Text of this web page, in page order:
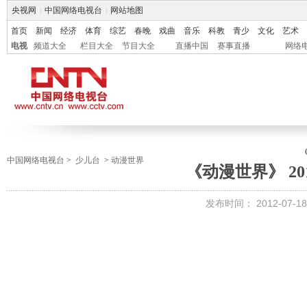
央视网 中国网络电视台 网站地图
首页 新闻 经济 体育 综艺 春晚 戏曲 音乐 科教 青少 文化
艺术
电视
频道大全 栏目大全 节目大全 直播中国 赛事直播 网络
中国网络电视台 > 少儿台 > 动漫世界
《动漫世界》
发布时间： 2012-07-